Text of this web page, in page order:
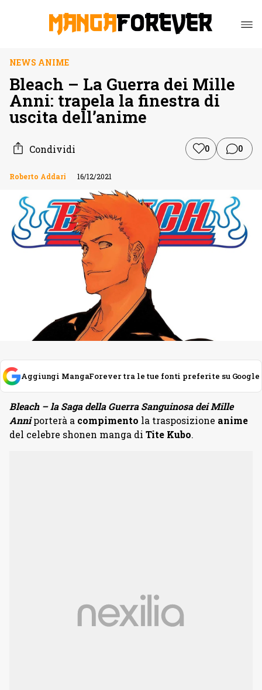
NEWS ANIME
Bleach – La Guerra dei Mille
Anni: trapela la finestra di
uscita dell’anime
Condividi 0 0
Roberto Addari 16/12/2021
Aggiungi MangaForever tra le tue fonti preferite su Google
Bleach – la Saga della Guerra Sanguinosa dei Mille
Anni porterà a compimento la trasposizione anime
del celebre shonen manga di Tite Kubo.